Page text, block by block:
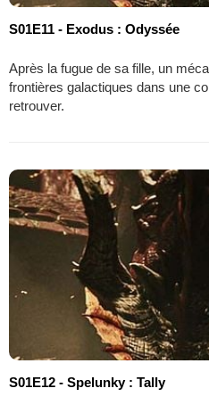
S01E11 - Exodus : Odyssée
Après la fugue de sa fille, un
frontières galactiques dans une
retrouver.
S01E12 - Spelunky : Tally